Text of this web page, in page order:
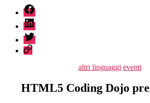
fb
linkedin
twitter
sessionize
Categorie
altri linguaggi eventi
HTML5 Coding Dojo